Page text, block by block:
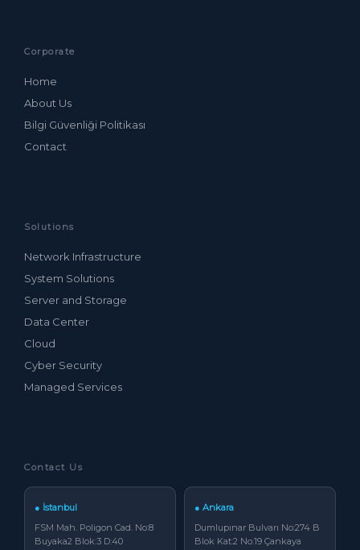
Corporate
Home
About Us
Bilgi Güvenliği Politikası
Contact
Solutions
Network Infrastructure
System Solutions
Server and Storage
Data Center
Cloud
Cyber Security
Managed Services
Contact Us
● İstanbul
FSM Mah. Poligon Cad. No:8
Buyaka2 Blok:3 D:40
● Ankara
Dumlupınar Bulvarı No:274 B
Blok Kat:2 No:19 Çankaya